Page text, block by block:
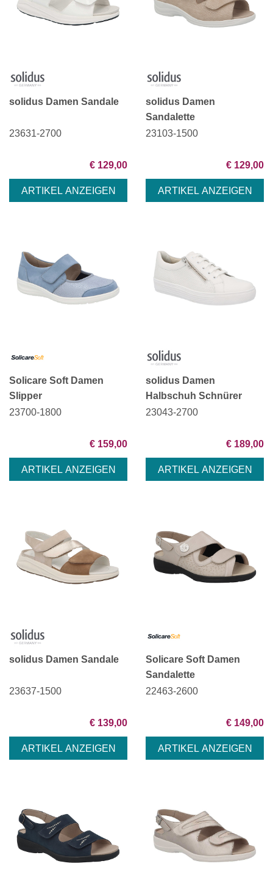
solidus Damen Sandale
23631-2700
€ 129,00
solidus Damen
Sandalette
23103-1500
€ 129,00
Solicare Soft Damen
Slipper
23700-1800
€ 159,00
solidus Damen
Halbschuh Schnürer
23043-2700
€ 189,00
solidus Damen Sandale
23637-1500
€ 139,00
Solicare Soft Damen
Sandalette
22463-2600
€ 149,00